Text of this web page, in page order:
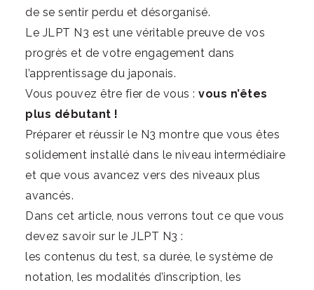
de se sentir perdu et désorganisé.
Le JLPT N3 est une véritable preuve de vos
progrès et de votre engagement dans
l’apprentissage du japonais.
Vous pouvez être fier de vous : vous n’êtes
plus débutant !
Préparer et réussir le N3 montre que vous êtes
solidement installé dans le niveau intermédiaire
et que vous avancez vers des niveaux plus
avancés.
Dans cet article, nous verrons tout ce que vous
devez savoir sur le JLPT N3 :
les contenus du test, sa durée, le système de
notation, les modalités d’inscription, les